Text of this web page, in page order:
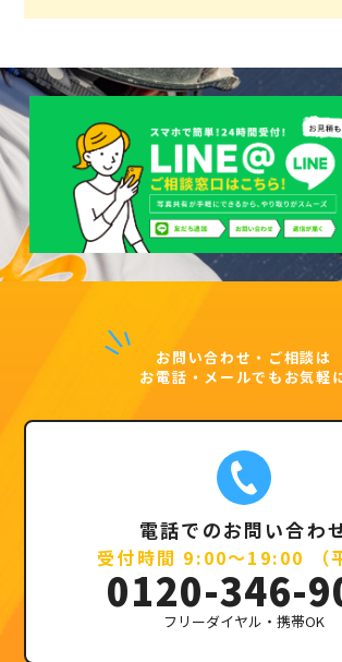
お問い合わせ・ご相談は
お電話・メールでもお気軽
電話でのお問い合わ
受付時間 9:00～19:00 （
0120-346-
フリーダイヤル・携帯OK